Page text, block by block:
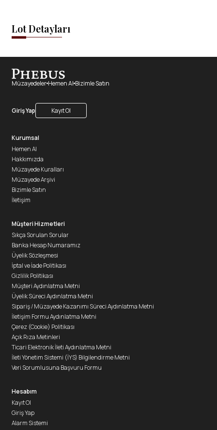
Lot Detayları
Müzayedeler Hemen Al Bizimle Satın
Giriş Yap Kayıt Ol
Kurumsal
Hemen Al
Hakkımızda
Müzayede Kuralları
Müzayede Arşivi
Bizimle Satın
İletişim
Müşteri Hizmetleri
Sıkça Sorulan Sorular
Banka Hesap Numaramız
Üyelik Sözleşmesi
İptal ve İade Politikası
Gizlilik Politikası
Müşteri Aydınlatma Metni
Üyelik Süreci Aydınlatma Metni
Sipariş / Müzayede Kazanımı Süreci Aydınlatma Metni
İletişim Formu Aydınlatma Metni
Çerez (Cookie) Politikası
Açık Rıza Metinleri
Ticari Elektronik İleti Aydınlatma Metni
İleti Yönetim Sistemi (İYS) Bilgilendirme Metni
Veri Sorumlusuna Başvuru Formu
Hesabım
Kayıt Ol
Giriş Yap
Alarm Sistemi